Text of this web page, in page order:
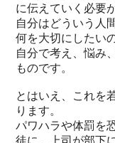
に伝えていく必要
自分はどういう人
何を大切にしたい
自分で考え、悩み
ものです。
とはいえ、これを
ります。
パワハラや体罰を
徒に、上司が部下